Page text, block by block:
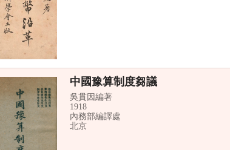
中國豫算制度芻議
吳貫因編著
1918
內務部編譯處
北京